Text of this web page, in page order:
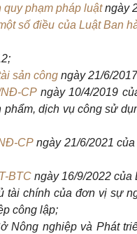
quy phạm pháp luậtngày
số điều của Luật Ban
sản công ngày 21/6/
CPngày 10/4/2019
dịch vụ công sử
CPngày 21/6/2021
BTC ngày 16/9/2022
tài chính của đơn vị sự
công lập;
Nông nghiệp và Phát